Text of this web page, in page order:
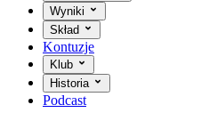
Wyniki
Skład
Kontuzje
Klub
Historia
Podcast